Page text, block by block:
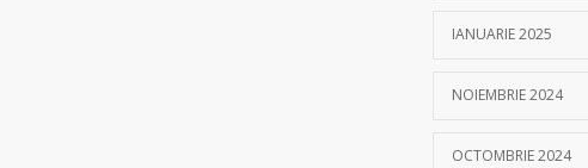
IANUARIE 2025
NOIEMBRIE 2024
OCTOMBRIE 2024